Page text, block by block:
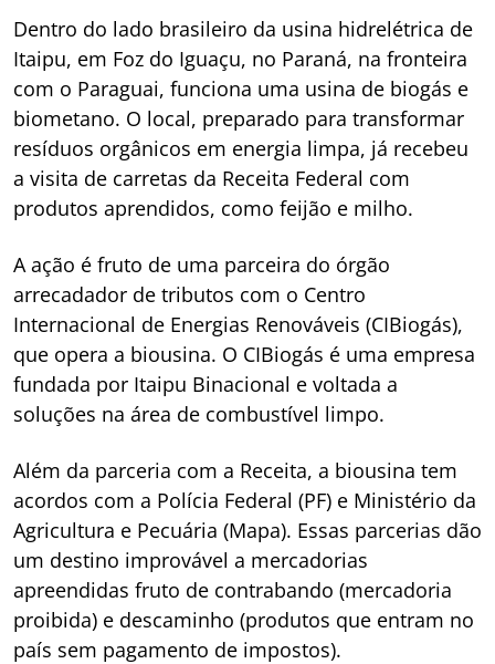
Dentro do lado brasileiro da usina hidrelétrica de
Itaipu, em Foz do Iguaçu, no Paraná, na fronteira
com o Paraguai, funciona uma usina de biogás e
biometano. O local, preparado para transformar
resíduos orgânicos em energia limpa, já recebeu
a visita de carretas da Receita Federal com
produtos aprendidos, como feijão e milho.
A ação é fruto de uma parceira do órgão
arrecadador de tributos com o Centro
Internacional de Energias Renováveis (CIBiogás),
que opera a biousina. O CIBiogás é uma empresa
fundada por Itaipu Binacional e voltada a
soluções na área de combustível limpo.
Além da parceria com a Receita, a biousina tem
acordos com a Polícia Federal (PF) e Ministério da
Agricultura e Pecuária (Mapa). Essas parcerias dão
um destino improvável a mercadorias
apreendidas fruto de contrabando (mercadoria
proibida) e descaminho (produtos que entram no
país sem pagamento de impostos).